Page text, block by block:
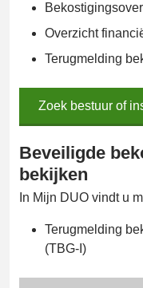
Overzicht
Terugmelding
Zoek bestuur of
Zoek
Beveiligde
bekijken
In Mijn DUO vindt u
Terugmelding
(TBG-I)